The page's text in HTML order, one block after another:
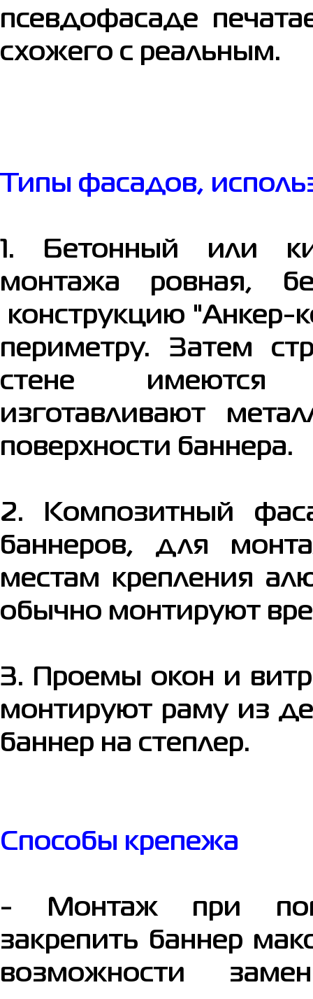
псевдофасаде
схожего с реальным.
Типы фасадов,
1. Бетонный или
монтажа ровная,
конструкцию "Анкер-
периметру. Затем
стене
изготавливают
поверхности баннера.
2. Композитный
баннеров, для
местам крепления
обычно монтируют
3. Проемы окон и
монтируют раму из
баннер на степлер.
Способы крепежа
- Монтаж при
закрепить баннер
возможности